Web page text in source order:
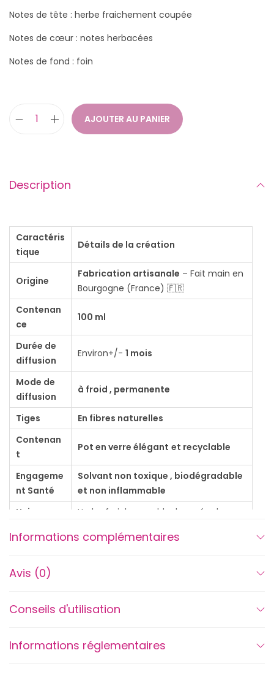
Notes de tête : herbe fraichement coupée
Notes de cœur : notes herbacées
Notes de fond : foin
n
t
d
e
D
i
f
f
u
s
e
u
r
p
a
f
m
'
O
AJOUTER AU PANIER
Description
Caractéris
tique
Détails de la création
Origine
Fabrication artisanale – Fait main en
Bourgogne (France) 🇫🇷
Contenan
ce
100 ml
Durée de
diffusion
Environ+/- 1 mois
Mode de
diffusion
à froid , permanente
Tiges
En fibres naturelles
Contenan
t
Pot en verre élégant et recyclable
Engageme
nt Santé
Solvant non toxique , biodégradable
et non inflammable
Univers
Herbe fraiche , paddock , rosée du
Informations complémentaires
Avis (0)
Conseils d'utilisation
Informations réglementaires